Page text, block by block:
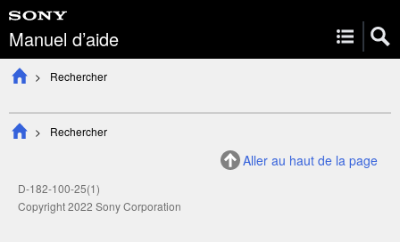
Manuel d’aide
Rechercher
Rechercher
Aller au haut de la page
D-182-100-25(1)
Copyright 2022 Sony Corporation